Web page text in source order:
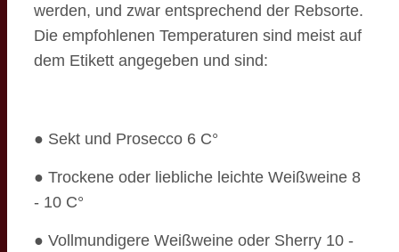
werden, und zwar entsprechend der Rebsorte.
Die empfohlenen Temperaturen sind meist auf
dem Etikett angegeben und sind:
● Sekt und Prosecco 6 C°
● Trockene oder liebliche leichte Weißweine 8
- 10 C°
● Vollmundigere Weißweine oder Sherry 10 -